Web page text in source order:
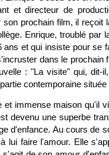
et directeur de
son prochain film, il
Enrique, troublé par
ans et qui insiste pour se
dans le
: "La visite" qui, dit-
contemporaine
et immense maison qu'il
devenu une superbe
d'enfance. Au cours de
lui faire l'amour. Elle